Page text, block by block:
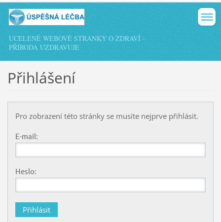
UCELENÉ WEBOVÉ STRÁNKY O ZDRAVÍ -
PŘÍRODA UZDRAVUJE
Přihlášení
Pro zobrazení této stránky se musíte nejprve přihlásit.
E-mail:
Heslo: